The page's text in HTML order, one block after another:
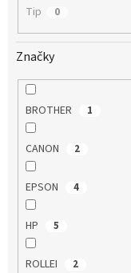
Tip 0
Značky
BROTHER 1
CANON 2
EPSON 4
HP 5
ROLLEI 2